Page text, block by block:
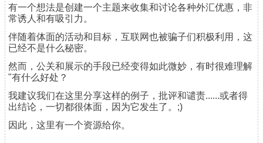
有一个想法是创建一个主题来收集和讨论各种外汇优惠，非
常诱人和有吸引力。
伴随着体面的活动和目标，互联网也被骗子们积极利用，这
已经不是什么秘密。
然而，公关和展示的手段已经变得如此微妙，有时很难理解
"有什么好处？
我建议我们在这里分享这样的例子，批评和谴责......或者得
出结论，一切都很体面，因为它发生了。;)
因此，这里有一个资源给你。